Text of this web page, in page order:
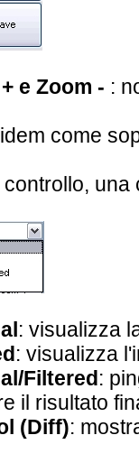
e Zoom - :
come
controllo,
: visualizza
: visualizza
Filtered:
il risultato
(Diff):